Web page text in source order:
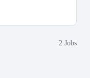
2 Jobs